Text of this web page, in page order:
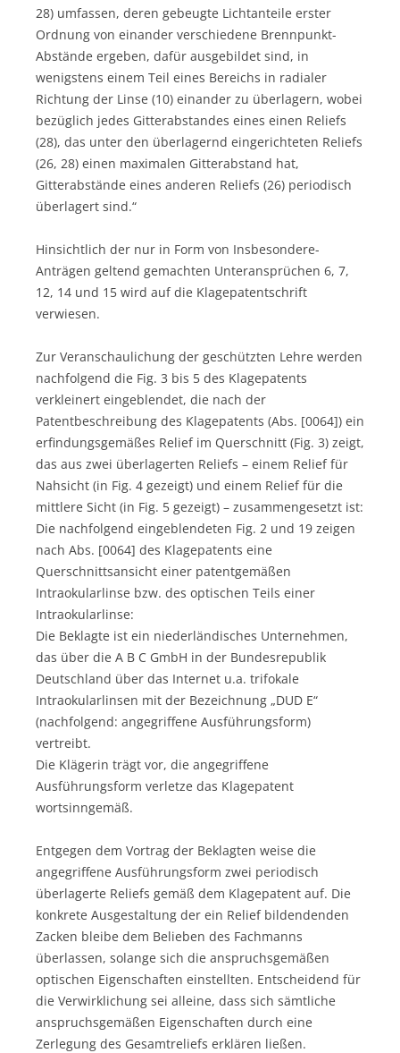
28) umfassen, deren gebeugte Lichtanteile erster
Ordnung von einander verschiedene Brennpunkt-
Abstände ergeben, dafür ausgebildet sind, in
wenigstens einem Teil eines Bereichs in radialer
Richtung der Linse (10) einander zu überlagern, wobei
bezüglich jedes Gitterabstandes eines einen Reliefs
(28), das unter den überlagernd eingerichteten Reliefs
(26, 28) einen maximalen Gitterabstand hat,
Gitterabstände eines anderen Reliefs (26) periodisch
überlagert sind.“
Hinsichtlich der nur in Form von Insbesondere-
Anträgen geltend gemachten Unteransprüchen 6, 7,
12, 14 und 15 wird auf die Klagepatentschrift
verwiesen.
Zur Veranschaulichung der geschützten Lehre werden
nachfolgend die Fig. 3 bis 5 des Klagepatents
verkleinert eingeblendet, die nach der
Patentbeschreibung des Klagepatents (Abs. [0064]) ein
erfindungsgemäßes Relief im Querschnitt (Fig. 3) zeigt,
das aus zwei überlagerten Reliefs – einem Relief für
Nahsicht (in Fig. 4 gezeigt) und einem Relief für die
mittlere Sicht (in Fig. 5 gezeigt) – zusammengesetzt ist:
Die nachfolgend eingeblendeten Fig. 2 und 19 zeigen
nach Abs. [0064] des Klagepatents eine
Querschnittsansicht einer patentgemäßen
Intraokularlinse bzw. des optischen Teils einer
Intraokularlinse:
Die Beklagte ist ein niederländisches Unternehmen,
das über die A B C GmbH in der Bundesrepublik
Deutschland über das Internet u.a. trifokale
Intraokularlinsen mit der Bezeichnung „DUD E“
(nachfolgend: angegriffene Ausführungsform)
vertreibt.
Die Klägerin trägt vor, die angegriffene
Ausführungsform verletze das Klagepatent
wortsinngemäß.
Entgegen dem Vortrag der Beklagten weise die
angegriffene Ausführungsform zwei periodisch
überlagerte Reliefs gemäß dem Klagepatent auf. Die
konkrete Ausgestaltung der ein Relief bildendenden
Zacken bleibe dem Belieben des Fachmanns
überlassen, solange sich die anspruchsgemäßen
optischen Eigenschaften einstellten. Entscheidend für
die Verwirklichung sei alleine, dass sich sämtliche
anspruchsgemäßen Eigenschaften durch eine
Zerlegung des Gesamtreliefs erklären ließen.